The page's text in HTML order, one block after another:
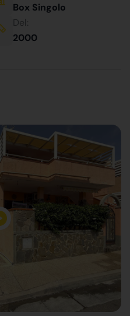
Box Singolo
Del:
2000